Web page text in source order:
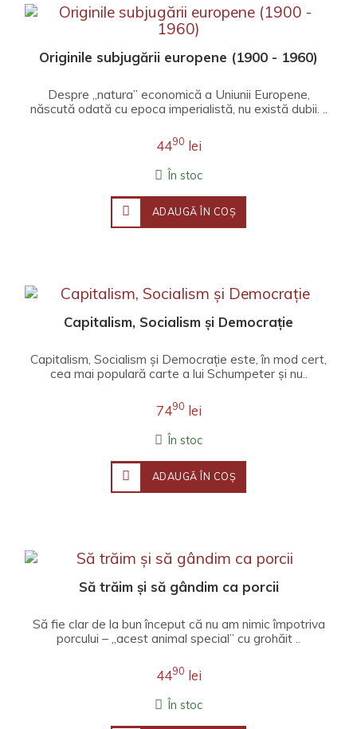
Originile subjugării europene (1900 - 1960)
Despre „natura” economică a Uniunii Europene,
născută odată cu epoca imperialistă, nu există dubii. ..
4490 lei
În stoc
ADAUGĂ ÎN COŞ
Capitalism, Socialism și Democrație
Capitalism, Socialism și Democrație este, în mod cert,
cea mai populară carte a lui Schumpeter și nu..
7490 lei
În stoc
ADAUGĂ ÎN COŞ
Să trăim și să gândim ca porcii
Să fie clar de la bun început că nu am nimic împotriva
porcului – „acest animal special” cu grohăit ..
4490 lei
În stoc